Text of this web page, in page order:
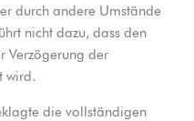
durch andere Umstände
nicht dazu, dass den
Verzögerung der
wird.
die vollständigen